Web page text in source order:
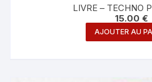
LIVRE – TECHNO
15.00 €
AJOUTER AU